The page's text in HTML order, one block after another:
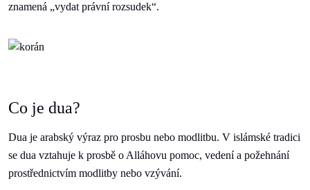
znamená „vydat právní rozsudek“.
Co je dua?
Dua je arabský výraz pro prosbu nebo modlitbu. V islámské tradici
se dua vztahuje k prosbě o Alláhovu pomoc, vedení a požehnání
prostřednictvím modlitby nebo vzývání.